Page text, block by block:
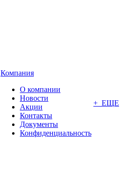
Компания
О компании
Новости
Акции
Контакты
Документы
Конфиденциальность
+ ЕЩЕ